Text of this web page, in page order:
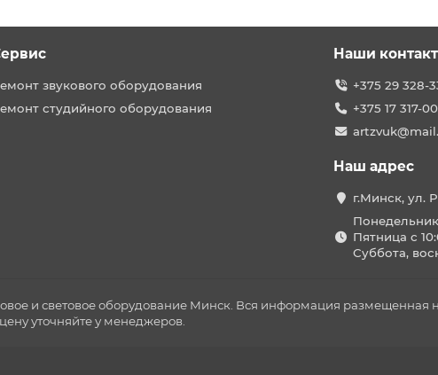
звукового оборудования
студийного оборудования
Наши
+375 29 328-
+375 17 317-
Наш адрес
г.Минск, ул.
Понедельник
Пятница с
Суббота,
и световое оборудование Минск. Вся информация размещенная
уточняйте у менеджеров.